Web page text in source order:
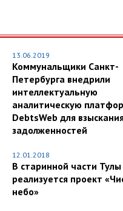
13.06.2019
Коммунальщики Санкт-
Петербурга внедрили
интеллектуальную
аналитическую
DebtsWeb для
задолженностей
12.01.2018
В старинной части Тулы
реализуется проект
небо»